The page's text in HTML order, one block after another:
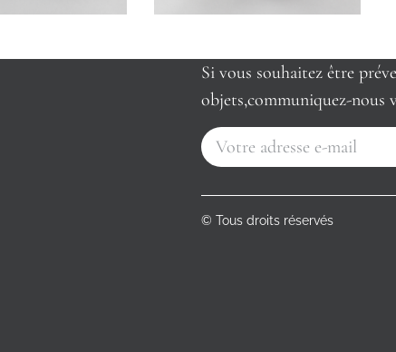
Si vous souhaitez être
objets,communiquez-nous
© Tous droits réservés